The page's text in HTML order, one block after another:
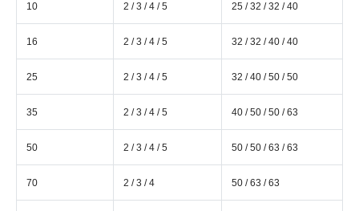
10 2 / 3 / 4 / 5 25 / 32 / 32 / 40
16 2 / 3 / 4 / 5 32 / 32 / 40 / 40
25 2 / 3 / 4 / 5 32 / 40 / 50 / 50
35 2 / 3 / 4 / 5 40 / 50 / 50 / 63
50 2 / 3 / 4 / 5 50 / 50 / 63 / 63
70 2 / 3 / 4 50 / 63 / 63